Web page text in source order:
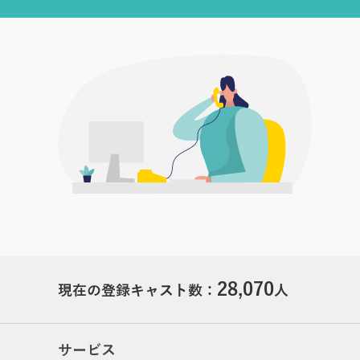
現在の登録キャスト数： 28,070人
サービス